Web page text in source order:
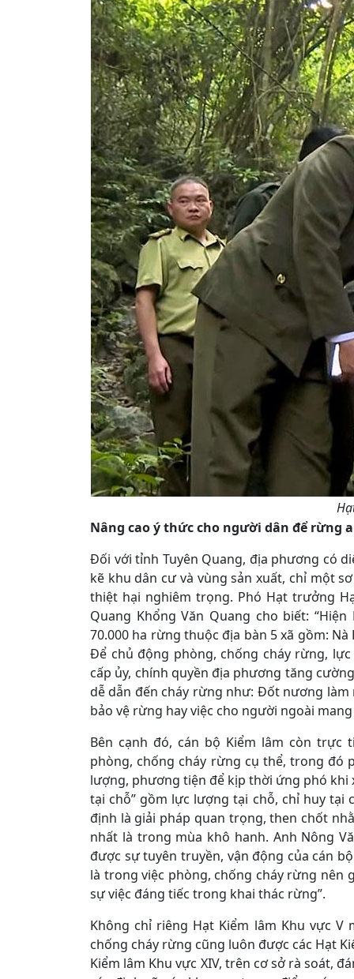
Nâng cao ý thức cho người dân để rừng
Đối với tỉnh Tuyên Quang, địa phương có
kẽ khu dân cư và vùng sản xuất, chỉ một
thiệt hại nghiêm trọng. Phó Hạt trưởng
Quang Khổng Văn Quang cho biết:
70.000 ha rừng thuộc địa bàn 5 xã gồm:
Để chủ động phòng, chống cháy rừng,
cấp ủy, chính quyền địa phương tăng
dễ dẫn đến cháy rừng như: Đốt nương
bảo vệ rừng hay việc cho người ngoài
Bên cạnh đó, cán bộ Kiểm lâm còn trực
phòng, chống cháy rừng cụ thể, trong đó
lượng, phương tiện để kịp thời ứng phó khi
tại chỗ” gồm lực lượng tại chỗ, chỉ huy tại
định là giải pháp quan trọng, then chốt
nhất là trong mùa khô hanh. Anh Nông
được sự tuyên truyền, vận động của cán
là trong việc phòng, chống cháy rừng nên
sự việc đáng tiếc trong khai thác rừng”.
Không chỉ riêng Hạt Kiểm lâm Khu vực
chống cháy rừng cũng luôn được các Hạt
Kiểm lâm Khu vực XIV, trên cơ sở rà soát,